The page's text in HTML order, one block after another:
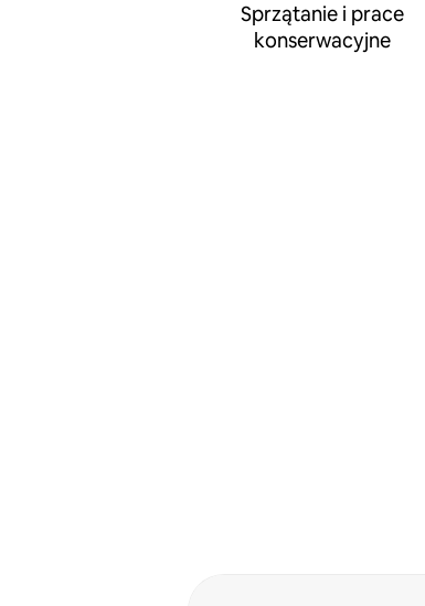
Sprzątanie i prace
konserwacyjne